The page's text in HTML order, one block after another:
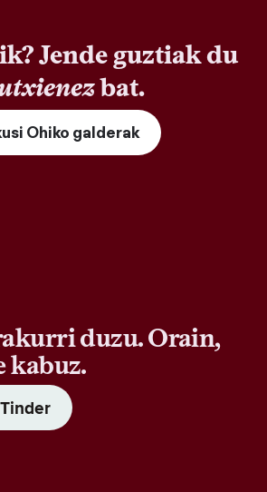
Jende guztiak du
bat.
Ohiko galderak
duzu. Orain,
kabuz.